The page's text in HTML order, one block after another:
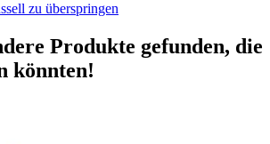
zu überspringen
Produkte gefunden, die
könnten!